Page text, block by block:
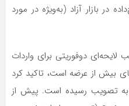
بازار آزاد (به‌ویژه در مورد
دوفوریتی برای واردات
بیش از عرضه است، تاکید کرد
به تصویب رسیده است. پیش از